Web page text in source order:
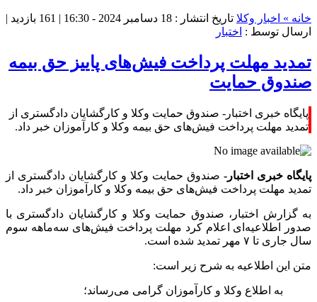
خانه » اخبار وکلا تاریخ انتشار : 18 دسامبر 2024 - 16:30 | 161 بازدید
|
ارسال توسط : اختبار
تمدید مهلت پرداخت فیش‌های پاییز حق بیمه
صندوق حمایت
پایگاه خبری اختبار- صندوق حمایت وکلا و کارگشایان دادگستری از
تمدید مهلت پرداخت فیش‌های حق بیمه وکلا و کارآموزان خبر داد.
پایگاه خبری اختبار- صندوق حمایت وکلا و کارگشایان دادگستری از
تمدید مهلت پرداخت فیش‌های حق بیمه وکلا و کارآموزان خبر داد.
به گزارش اختبار، صندوق حمایت وکلا و کارگشایان دادگستری با
صدور اطلاعیه‌ای اعلام کرد مهلت پرداخت فیش‌های سه‌ماهه سوم
سال جاری تا ۷ مهر تمدید شده است.
متن این اطلاعیه به شرح زیر است:
به اطلاع وکلا و کارآموزان گرامی می‌رساند؛